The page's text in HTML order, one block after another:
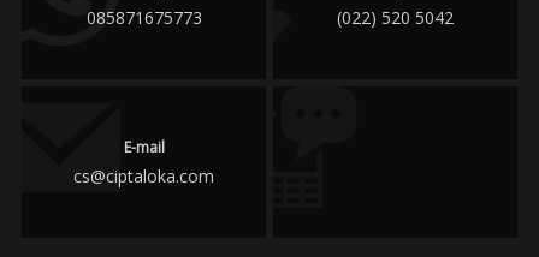
085871675773 (022) 520 5042
E-mail
cs@ciptaloka.com